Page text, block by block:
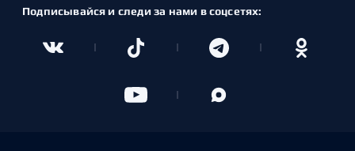
Подписывайся и следи за нами в соцсетях: